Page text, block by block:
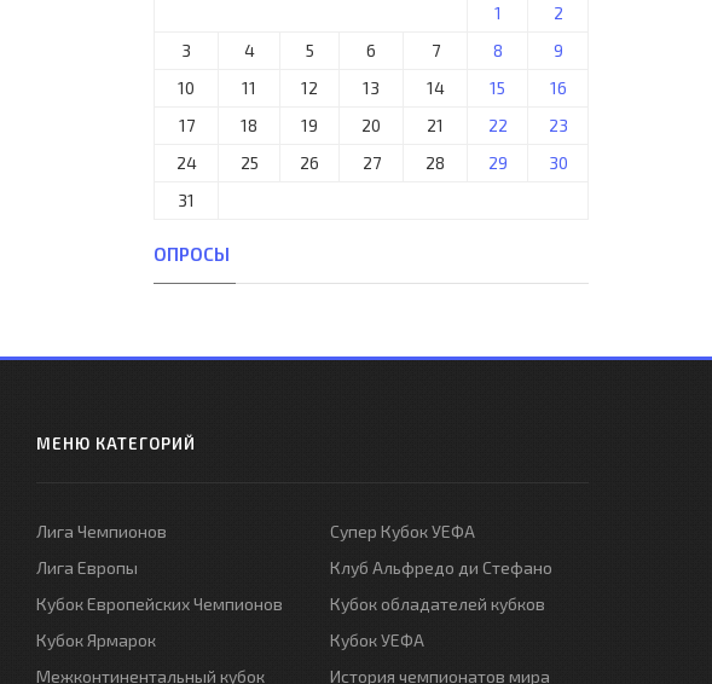
1
2
3
4 5 6 7 8
9
10
11 12 13 14 15
16
17
18 19 20 21 22
23
24
25 26 27 28 29
30
31
ОПРОСЫ
МЕНЮ КАТЕГОРИЙ
Лига Чемпионов
Лига Европы
Кубок Европейских Чемпионов
Кубок Ярмарок
Межконтинентальный кубок
Супер Кубок УЕФА
Клуб Альфредо ди Стефано
Кубок обладателей кубков
Кубок УЕФА
История чемпионатов мира